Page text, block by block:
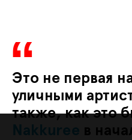
Это не первая
уличными
также, как это
Nakkuree в